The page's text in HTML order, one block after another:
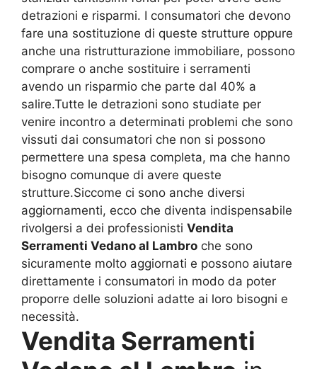
detrazioni e risparmi. I consumatori che devono
fare una sostituzione di queste strutture oppure
anche una ristrutturazione immobiliare, possono
comprare o anche sostituire i serramenti
avendo un risparmio che parte dal 40% a
salire.Tutte le detrazioni sono studiate per
venire incontro a determinati problemi che sono
vissuti dai consumatori che non si possono
permettere una spesa completa, ma che hanno
bisogno comunque di avere queste
strutture.Siccome ci sono anche diversi
aggiornamenti, ecco che diventa indispensabile
rivolgersi a dei professionisti Vendita
Serramenti Vedano al Lambro che sono
sicuramente molto aggiornati e possono aiutare
direttamente i consumatori in modo da poter
proporre delle soluzioni adatte ai loro bisogni e
necessità.
Vendita Serramenti